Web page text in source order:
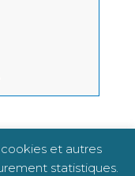
cookies et autres
statistiques.